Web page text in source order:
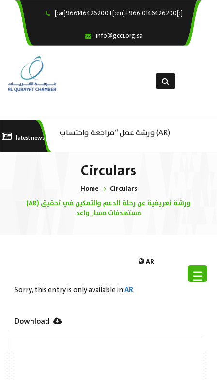
[:ar]966146426200+[:en]+966 0146426200[:]
info@gcci.org.sa
AR
☰
×
Our Services
Electronic Submission
latest news
(AR) ورشة عمل “مراجعة واحتساب
الاقتصادية لقطاع الترفيه – الثقافة –
السياحة”
Circulars
Home
Circulars
(AR) ورشة تعريفية عن رحلة الدعم والتمكين في تحقيق
مستهدفات مسار واعد
Sorry, this entry is only available inAR.
Download